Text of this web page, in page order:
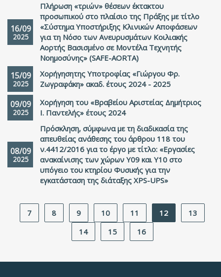
16/09
2025
Πλήρωση «τριών» θέσεων έκτακτου
προσωπικού στο πλαίσιο της Πράξης με τίτλο
«Σύστημα Υποστήριξης Κλινικών Αποφάσεων
για τη Νόσο των Ανευρυσμάτων Κοιλιακής
Αορτής Βασισμένο σε Μοντέλα Τεχνητής
Νοημοσύνης» (SAFE-AORTA)
15/09
2025
Χορήγησητης Υποτροφίας «Γιώργου Φρ.
Ζωγραφάκη» ακαδ. έτους 2024 - 2025
09/09
2025
Χορήγηση του «Βραβείου Αριστείας Δημήτριος
Ι. Παντελής» έτους 2024
08/09
2025
Πρόσκληση, σύμφωνα με τη διαδικασία της
απευθείας ανάθεσης του άρθρου 118 του
ν.4412/2016 για το έργο με τίτλο: «Εργασίες
ανακαίνισης των χώρων Υ09 και Υ10 στο
υπόγειο του κτηρίου Φυσικής για την
εγκατάσταση της διάταξης XPS-UPS»
7 8 9 10 11 12
13
14
15 16